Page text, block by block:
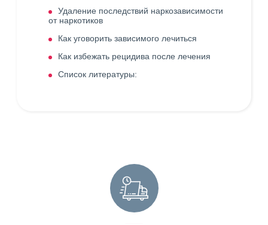
Удаление последствий наркозависимости
от наркотиков
Как уговорить зависимого лечиться
Как избежать рецидива после лечения
Список литературы: